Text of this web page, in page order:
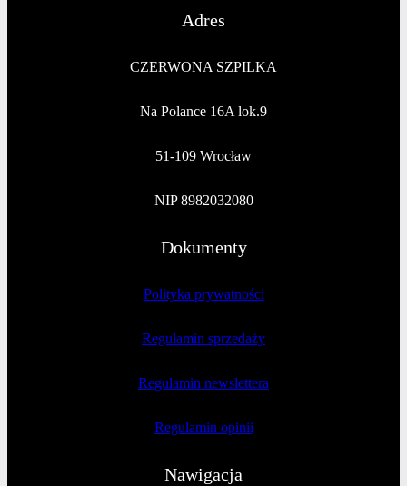
Adres
CZERWONA SZPILKA
Na Polance 16A lok.9
51-109 Wrocław
NIP 8982032080
Dokumenty
Polityka prywatności
Regulamin sprzedaży
Regulamin newslettera
Regulamin opinii
Nawigacja